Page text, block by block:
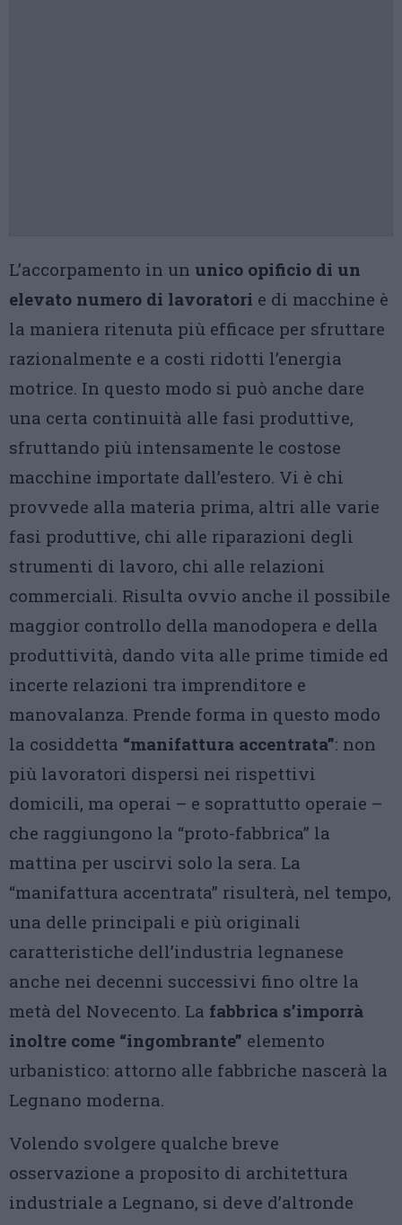
L’accorpamento in un unico opificio di un
elevato numero di lavoratori e di macchine è
la maniera ritenuta più efficace per sfruttare
razionalmente e a costi ridotti l’energia
motrice. In questo modo si può anche dare
una certa continuità alle fasi produttive,
sfruttando più intensamente le costose
macchine importate dall’estero. Vi è chi
provvede alla materia prima, altri alle varie
fasi produttive, chi alle riparazioni degli
strumenti di lavoro, chi alle relazioni
commerciali. Risulta ovvio anche il possibile
maggior controllo della manodopera e della
produttività, dando vita alle prime timide ed
incerte relazioni tra imprenditore e
manovalanza. Prende forma in questo modo
la cosiddetta “manifattura accentrata”: non
più lavoratori dispersi nei rispettivi
domicili, ma operai – e soprattutto operaie –
che raggiungono la “proto-fabbrica” la
mattina per uscirvi solo la sera. La
“manifattura accentrata” risulterà, nel tempo,
una delle principali e più originali
caratteristiche dell’industria legnanese
anche nei decenni successivi fino oltre la
metà del Novecento. La fabbrica s’imporrà
inoltre come “ingombrante” elemento
urbanistico: attorno alle fabbriche nascerà la
Legnano moderna.
Volendo svolgere qualche breve
osservazione a proposito di architettura
industriale a Legnano, si deve d’altronde